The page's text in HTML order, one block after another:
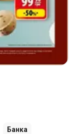
Банка